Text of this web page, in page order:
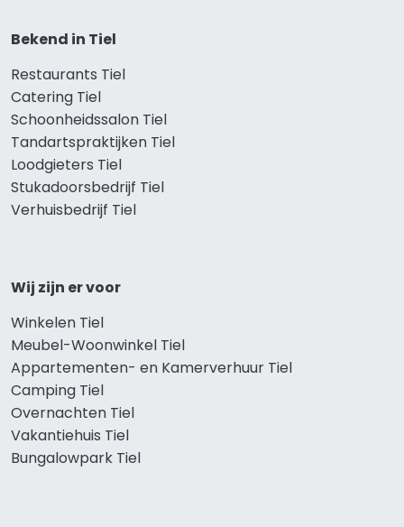
Bekend in Tiel
Restaurants Tiel
Catering Tiel
Schoonheidssalon Tiel
Tandartspraktijken Tiel
Loodgieters Tiel
Stukadoorsbedrijf Tiel
Verhuisbedrijf Tiel
Wij zijn er voor
Winkelen Tiel
Meubel-Woonwinkel Tiel
Appartementen- en Kamerverhuur Tiel
Camping Tiel
Overnachten Tiel
Vakantiehuis Tiel
Bungalowpark Tiel